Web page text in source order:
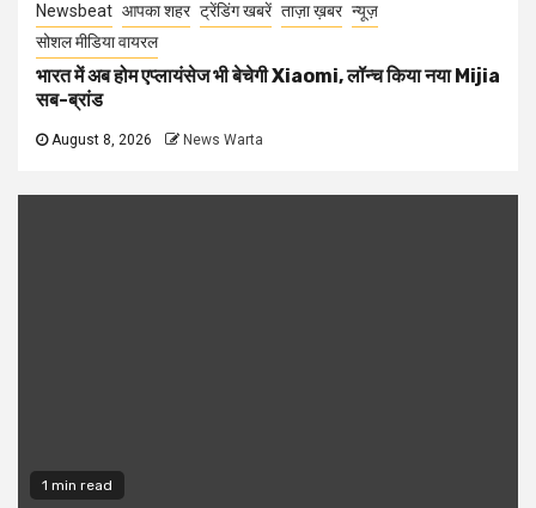
Newsbeat आपका शहर ट्रेंडिंग खबरें ताज़ा ख़बर न्यूज़
सोशल मीडिया वायरल
भारत में अब होम एप्लायंसेज भी बेचेगी Xiaomi, लॉन्च किया नया Mijia
सब-ब्रांड
August 8, 2026 News Warta
1 min read